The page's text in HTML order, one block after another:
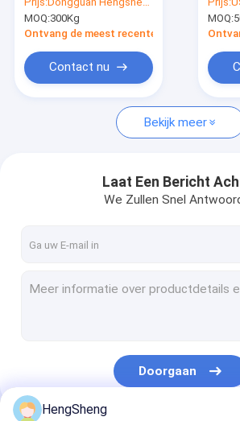
Nieuws
Verzoek om een Citaat
Poly Plastic Zak
medische afvalzakken
Opnieuw te gebruiken Ijszakken
Zakken van de douane de Plastic Gift
Zelfklevende Plastic Zak
voor Autodelen
Verpakking
MOQ:300Kg
Ontvang de meest recente Prijs
Contact nu
MOQ:
Bekijk meer
Laat Een Bericht
We Zullen Snel
Doorgaan
HengSheng